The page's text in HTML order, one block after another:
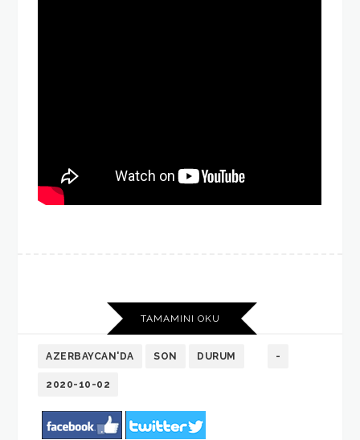
TAMAMINI OKU
AZERBAYCAN'DA SON DURUM -
2020-10-02